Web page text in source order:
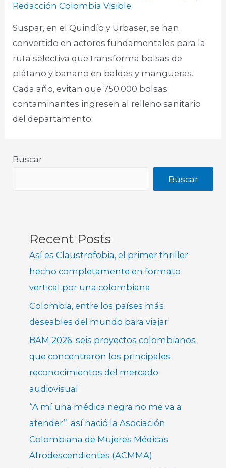
Redacción Colombia Visible
Suspar, en el Quindío y Urbaser, se han
convertido en actores fundamentales para la
ruta selectiva que transforma bolsas de
plátano y banano en baldes y mangueras.
Cada año, evitan que 750.000 bolsas
contaminantes ingresen al relleno sanitario
del departamento.
Buscar
Buscar
Recent Posts
Así es Claustrofobia, el primer thriller
hecho completamente en formato
vertical por una colombiana
Colombia, entre los países más
deseables del mundo para viajar
BAM 2026: seis proyectos colombianos
que concentraron los principales
reconocimientos del mercado
audiovisual
“A mí una médica negra no me va a
atender”: así nació la Asociación
Colombiana de Mujeres Médicas
Afrodescendientes (ACMMA)